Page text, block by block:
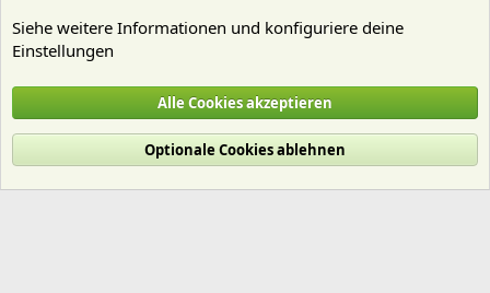
Cookies
Deutsch (Du)
Nutzungsbedingungen
Datenschutz Hilfe und Impressum
R
Siehe weitere Informationen und konfiguriere deine
Einstellungen
Alle Cookies akzeptieren
Optionale Cookies ablehnen